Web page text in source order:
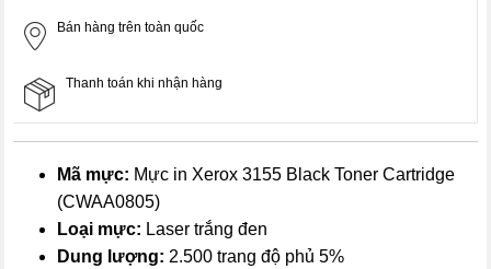
Bán hàng trên toàn quốc
Thanh toán khi nhận hàng
Mã mực: Mực in Xerox 3155 Black Toner Cartridge
(CWAA0805)
Loại mực: Laser trắng đen
Dung lượng: 2.500 trang độ phủ 5%